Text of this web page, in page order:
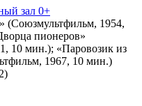
зал 0+
1954,
пионеров»
10 мин.); «Паровозик из
1967, 10 мин.)